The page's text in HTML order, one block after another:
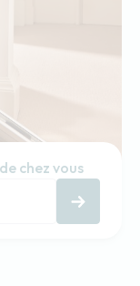
chez vous